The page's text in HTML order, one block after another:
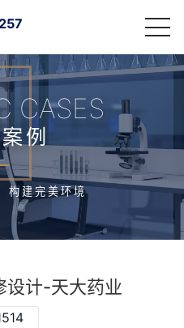
CASES
例
构建完美环境
设计-天大药业